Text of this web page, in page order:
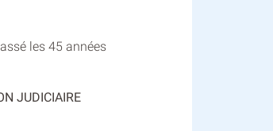
les 45 années
JUDICIAIRE